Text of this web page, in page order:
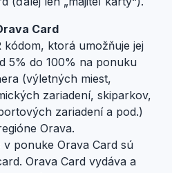
Card
kódom, ktorá umožňuje jej
5% do 100% na ponuku
(výletných miest,
zariadení, skiparkov,
zariadení a pod.)
Orava.
ponuke Orava Card sú
Orava Card vydáva a